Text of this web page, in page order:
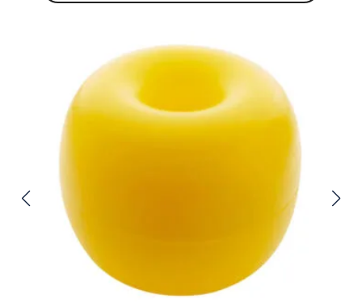
valinnat
tuotteen
sivulla.